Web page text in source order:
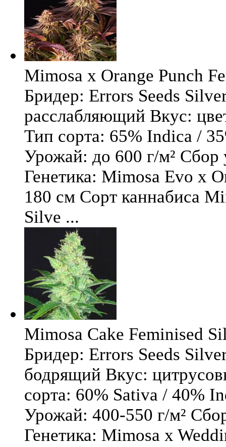
Mimosa x Orange Punch
Бридер: Errors Seeds
расслабляющий Вкус:
Тип сорта: 65% Indica /
Урожай: до 600 г/м² Сбор
Генетика: Mimosa Evo x
180 см Сорт каннабиса
Silve ...
Mimosa Cake Feminised
Бридер: Errors Seeds
бодрящий Вкус:
сорта: 60% Sativa / 40%
Урожай: 400-550 г/м²
Генетика: Mimosa x